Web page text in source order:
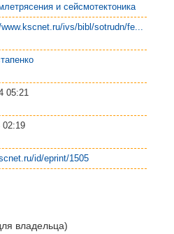
и сейсмотектоника
ivs/bibl/sotrudn/fe...
05:21
02:19
id/eprint/1505
владельца)